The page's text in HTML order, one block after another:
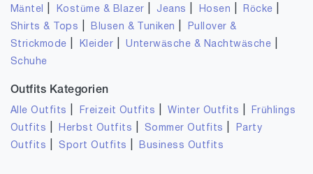
Mäntel Kostüme & Blazer Jeans Hosen Röcke
Shirts & Tops Blusen & Tuniken
Pullover &
Strickmode
Kleider |Unterwäsche & Nachtwäsche
Schuhe
Outfits Kategorien
Alle Outfits Freizeit Outfits |Winter Outfits
Frühlings
Outfits
Herbst Outfits Sommer Outfits
Party
Outfits
Sport Outfits Business Outfits